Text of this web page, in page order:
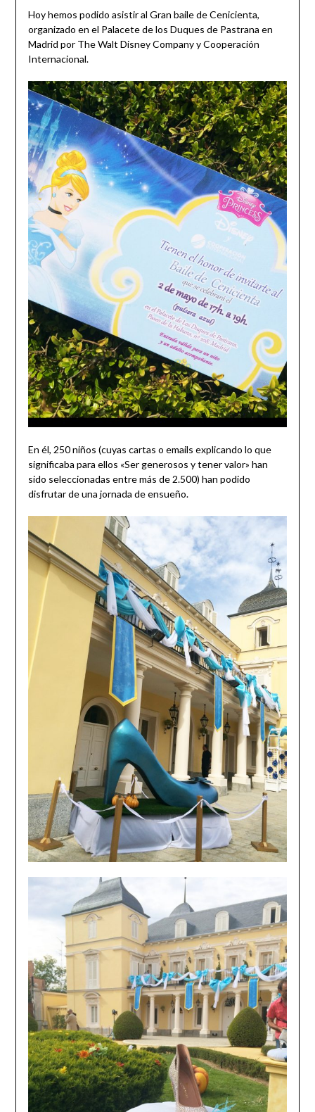
Hoy hemos podido asistir al Gran baile de Cenicienta,
organizado en el Palacete de los Duques de Pastrana en
Madrid por The Walt Disney Company y Cooperación
Internacional.
En él, 250 niños (cuyas cartas o emails explicando lo que
significaba para ellos «Ser generosos y tener valor» han
sido seleccionadas entre más de 2.500) han podido
disfrutar de una jornada de ensueño.